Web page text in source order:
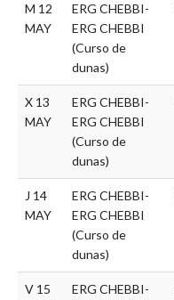
M 12
MAY
ERG CHEBBI-
ERG CHEBBI
(Curso de
dunas)
X 13
MAY
ERG CHEBBI-
ERG CHEBBI
(Curso de
dunas)
J 14
MAY
ERG CHEBBI-
ERG CHEBBI
(Curso de
dunas)
V 15
ERG CHEBBI-